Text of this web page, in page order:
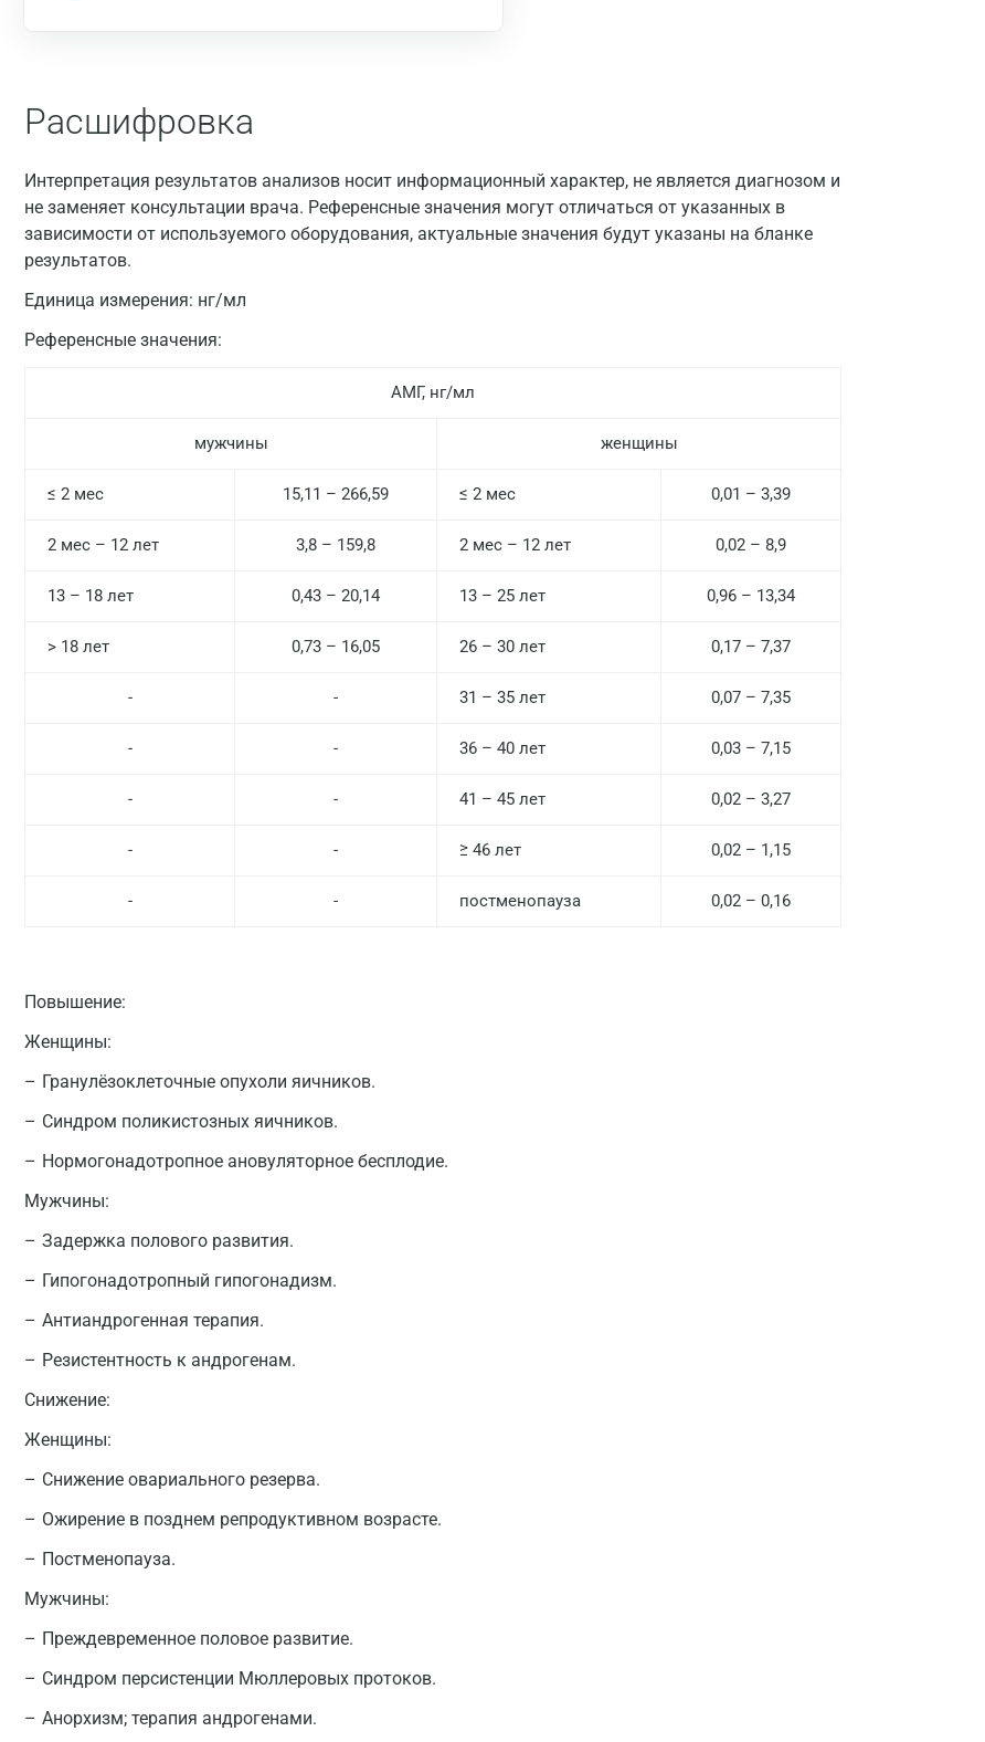
Расшифровка
Интерпретация результатов анализов носит информационный характер, не является диагнозом и
не заменяет консультации врача. Референсные значения могут отличаться от указанных в
зависимости от используемого оборудования, актуальные значения будут указаны на бланке
результатов.
Единица измерения: нг/мл
Референсные значения:
АМГ, нг/мл
мужчины женщины
≤ 2 мес 15,11 – 266,59 ≤ 2 мес 0,01 – 3,39
2 мес – 12 лет 3,8 – 159,8 2 мес – 12 лет 0,02 – 8,9
13 – 18 лет 0,43 – 20,14 13 – 25 лет 0,96 – 13,34
> 18 лет 0,73 – 16,05 26 – 30 лет 0,17 – 7,37
- - 31 – 35 лет 0,07 – 7,35
- - 36 – 40 лет 0,03 – 7,15
- - 41 – 45 лет 0,02 – 3,27
- - ≥ 46 лет 0,02 – 1,15
- - постменопауза 0,02 – 0,16
Повышение:
Женщины:
Гранулёзоклеточные опухоли яичников.
Синдром поликистозных яичников.
Нормогонадотропное ановуляторное бесплодие.
Мужчины:
Задержка полового развития.
Гипогонадотропный гипогонадизм.
Антиандрогенная терапия.
Резистентность к андрогенам.
Снижение:
Женщины:
Снижение овариального резерва.
Ожирение в позднем репродуктивном возрасте.
Постменопауза.
Мужчины:
Преждевременное половое развитие.
Синдром персистенции Мюллеровых протоков.
Анорхизм; терапия андрогенами.
Москва
Санкт-Петербург
Армавир
Великий Новгород
Видное
Владимир
Воронеж